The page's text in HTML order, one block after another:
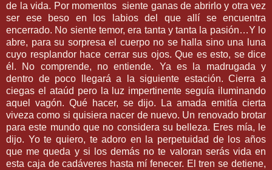
de la vida. Por momentos siente ganas de abrirlo y otra vez
ser ese beso en los labios del que allí se encuentra
encerrado. No siente temor, era tanta y tanta la pasión…Y lo
abre, para su sorpresa el cuerpo no se halla sino una luna
cuyo resplandor hace cerrar sus ojos. Que es esto, se dice
él. No comprende, no entiende. Ya es la madrugada y
dentro de poco llegará a la siguiente estación. Cierra a
ciegas el ataúd pero la luz impertinente seguía iluminando
aquel vagón. Qué hacer, se dijo. La amada emitía cierta
viveza como si quisiera nacer de nuevo. Un renovado brotar
para este mundo que no considera su belleza. Eres mía, le
dijo. Yo te quiero, te adoro en la perpetuidad de los años
que me queda y si los demás no te valoran serás vida en
esta caja de cadáveres hasta mí fenecer. El tren se detiene,